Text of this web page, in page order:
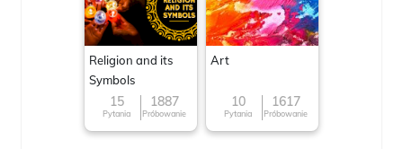
Religion and its
Symbols
15
Pytania
1887
Próbowanie
Art
10
Pytania
1617
Próbowanie